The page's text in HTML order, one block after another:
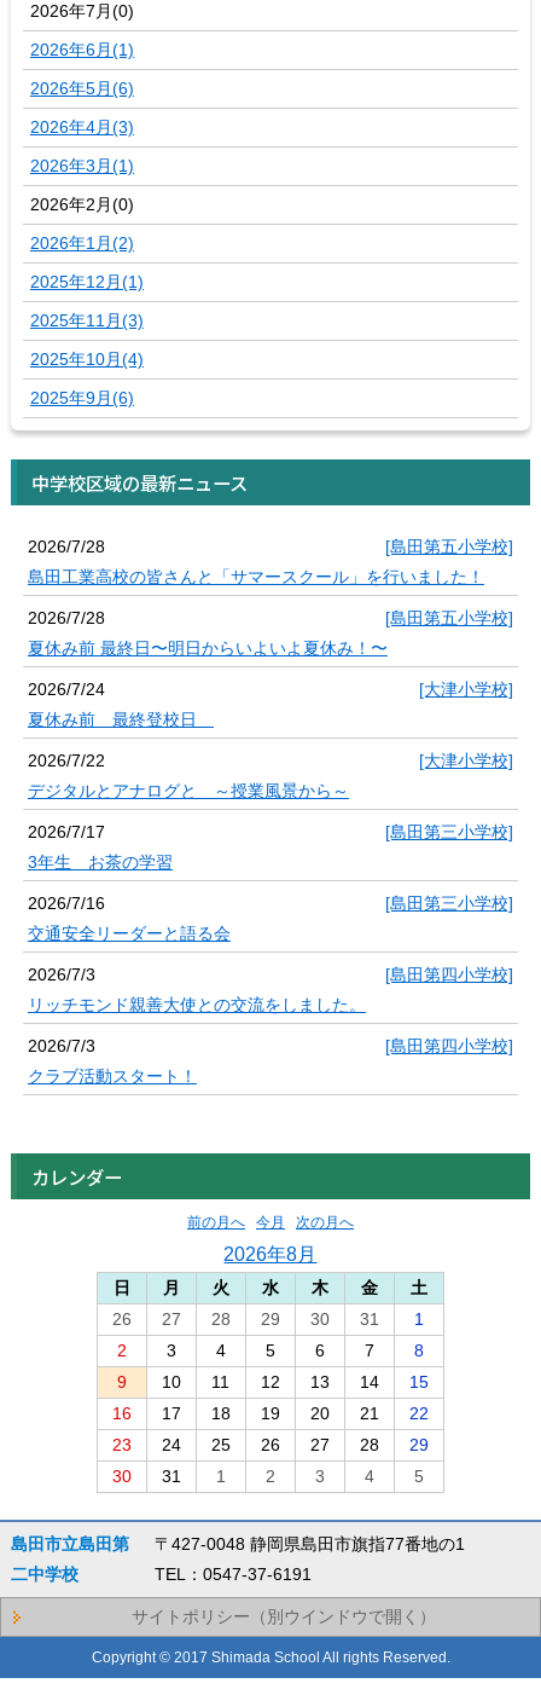
2026年7月(0)
2026年6月(1)
2026年5月(6)
2026年4月(3)
2026年3月(1)
2026年2月(0)
2026年1月(2)
2025年12月(1)
2025年11月(3)
2025年10月(4)
2025年9月(6)
中学校区域の最新ニュース
2026/7/28
[島田第五小学校]
島田工業高校の皆さんと「サマースクール」を行いました！
2026/7/28
[島田第五小学校]
夏休み前 最終日〜明日からいよいよ夏休み！〜
2026/7/24
[大津小学校]
夏休み前 最終登校日
2026/7/22
[大津小学校]
デジタルとアナログと ～授業風景から～
2026/7/17
[島田第三小学校]
3年生 お茶の学習
2026/7/16
[島田第三小学校]
交通安全リーダーと語る会
2026/7/3
[島田第四小学校]
リッチモンド親善大使との交流をしました。
2026/7/3
[島田第四小学校]
クラブ活動スタート！
カレンダー
前の月へ 今月 次の月へ
2026年8月
日 月 火 水 木 金
土
26
27 28 29 30 31
1
2
3 4 5 6 7
8
9
10 11 12 13 14
15
16
17 18 19 20 21
22
23
24 25 26 27 28
29
30
31 1 2 3 4 5
島田市立島田第
二中学校
〒427-0048 静岡県島田市旗指77番地の1
TEL：0547-37-6191
サイトポリシー（別ウインドウで開く）
Copyright © 2017 Shimada School All rights Reserved.